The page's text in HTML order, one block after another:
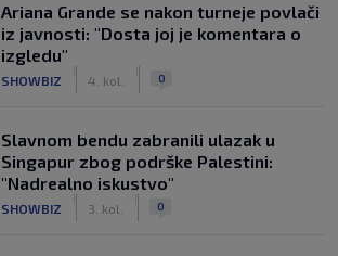
Ariana Grande se nakon turneje povlači
iz javnosti: "Dosta joj je komentara o
izgledu"
SHOWBIZ 4. kol. 0
Slavnom bendu zabranili ulazak u
Singapur zbog podrške Palestini:
"Nadrealno iskustvo"
SHOWBIZ 3. kol. 0